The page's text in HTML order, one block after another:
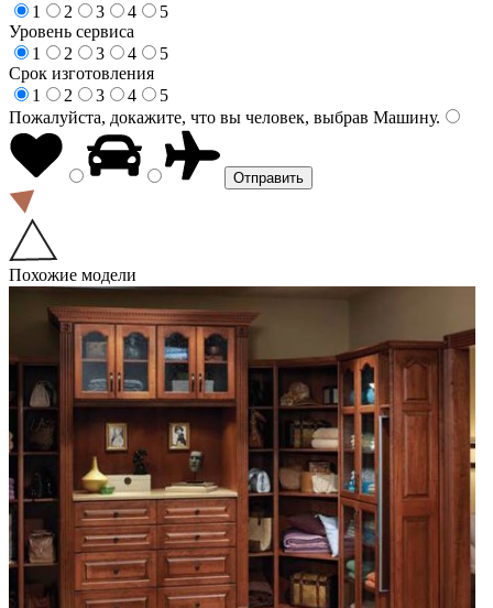
1
2 3 4
5
Уровень сервиса
1
2 3 4
5
Срок изготовления
1
2 3 4
5
Пожалуйста, докажите, что вы человек, выбрав Машину.
Похожие модели